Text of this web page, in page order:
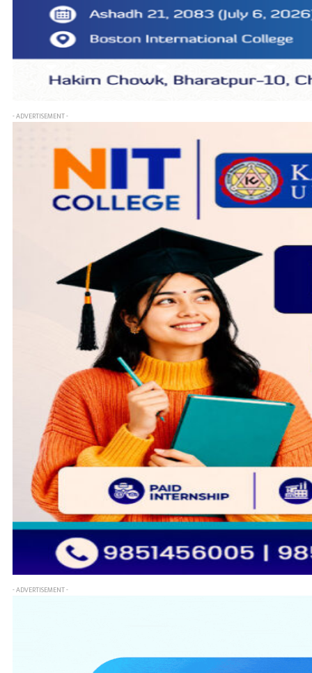
- ADVERTISEMENT -
- ADVERTISEMENT -